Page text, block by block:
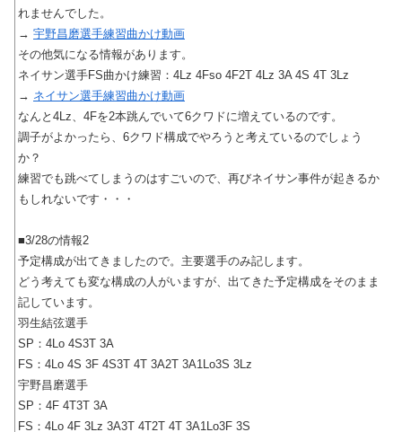
れませんでした。
→ 宇野昌磨選手練習曲かけ動画
その他気になる情報があります。
ネイサン選手FS曲かけ練習：4Lz 4Fso 4F2T 4Lz 3A 4S 4T 3Lz
→ ネイサン選手練習曲かけ動画
なんと4Lz、4Fを2本跳んでいて6クワドに増えているのです。
調子がよかったら、6クワド構成でやろうと考えているのでしょう
か？
練習でも跳べてしまうのはすごいので、再びネイサン事件が起きるか
もしれないです・・・
■3/28の情報2
予定構成が出てきましたので。主要選手のみ記します。
どう考えても変な構成の人がいますが、出てきた予定構成をそのまま
記しています。
羽生結弦選手
SP：4Lo 4S3T 3A
FS：4Lo 4S 3F 4S3T 4T 3A2T 3A1Lo3S 3Lz
宇野昌磨選手
SP：4F 4T3T 3A
FS：4Lo 4F 3Lz 3A3T 4T2T 4T 3A1Lo3F 3S